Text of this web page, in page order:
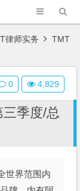
律师实务 TMT
季度/总
世界范围内
0 4,829